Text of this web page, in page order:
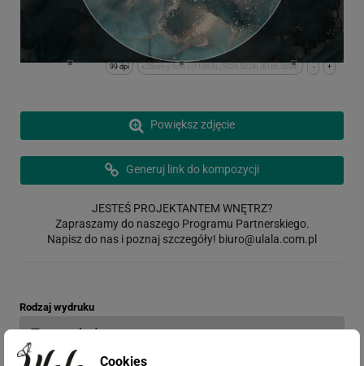
+
-
x:29cm y:0cm | (1138,0) (5028,5028) (6166,5028)
99 dpi
Powiększ zdjęcie
Generuj link do kompozycji
JESTEŚ PROJEKTANTEM WNĘTRZ?
Zapraszamy do naszego Programu Partnerskiego.
Napisz do nas i poznaj szczegóły! biuro@ulala.com.pl
Rodzaj wydruku
Cookies